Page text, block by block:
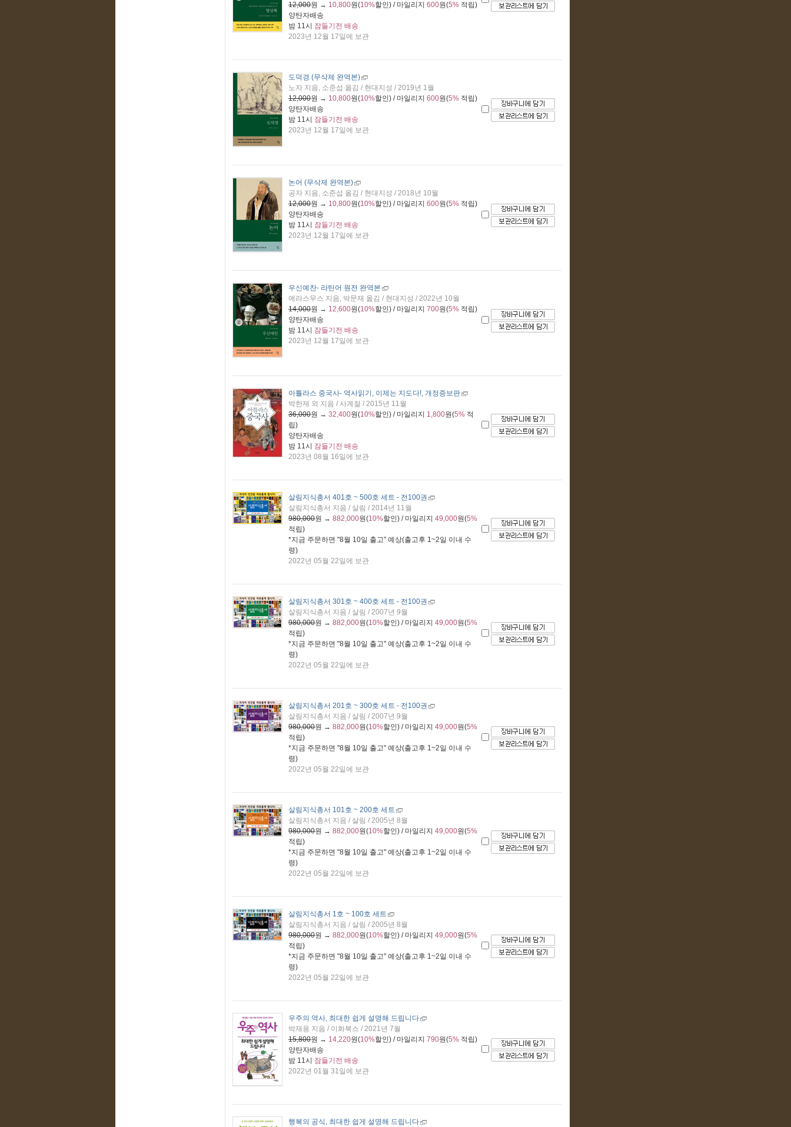
12,000원 → 10,800원(10%할인) / 마일리지 600원(5% 적립)
양탄자배송
밤 11시 잠들기전 배송
2023년 12월 17일에 보관
도덕경 (무삭제 완역본)
노자 지음, 소준섭 옮김 / 현대지성 / 2019년 1월
12,000원 → 10,800원(10%할인) / 마일리지 600원(5% 적립)
양탄자배송
밤 11시 잠들기전 배송
2023년 12월 17일에 보관
논어 (무삭제 완역본)
공자 지음, 소준섭 옮김 / 현대지성 / 2018년 10월
12,000원 → 10,800원(10%할인) / 마일리지 600원(5% 적립)
양탄자배송
밤 11시 잠들기전 배송
2023년 12월 17일에 보관
우신예찬- 라틴어 원전 완역본
에라스무스 지음, 박문재 옮김 / 현대지성 / 2022년 10월
14,000원 → 12,600원(10%할인) / 마일리지 700원(5% 적립)
양탄자배송
밤 11시 잠들기전 배송
2023년 12월 17일에 보관
아틀라스 중국사- 역사읽기, 이제는 지도다!, 개정증보판
박한제 외 지음 / 사계절 / 2015년 11월
36,000원 → 32,400원(10%할인) / 마일리지 1,800원(5% 적
립)
양탄자배송
밤 11시 잠들기전 배송
2023년 08월 16일에 보관
살림지식총서 401호 ~ 500호 세트 - 전100권
살림지식총서 지음 / 살림 / 2014년 11월
980,000원 → 882,000원(10%할인) / 마일리지 49,000원(5%
적립)
*지금 주문하면 "8월 10일 출고" 예상(출고후 1~2일 이내 수
령)
2022년 05월 22일에 보관
살림지식총서 301호 ~ 400호 세트 - 전100권
살림지식총서 지음 / 살림 / 2007년 9월
980,000원 → 882,000원(10%할인) / 마일리지 49,000원(5%
적립)
*지금 주문하면 "8월 10일 출고" 예상(출고후 1~2일 이내 수
령)
2022년 05월 22일에 보관
살림지식총서 201호 ~ 300호 세트 - 전100권
살림지식총서 지음 / 살림 / 2007년 9월
980,000원 → 882,000원(10%할인) / 마일리지 49,000원(5%
적립)
*지금 주문하면 "8월 10일 출고" 예상(출고후 1~2일 이내 수
령)
2022년 05월 22일에 보관
살림지식총서 101호 ~ 200호 세트
살림지식총서 지음 / 살림 / 2005년 8월
980,000원 → 882,000원(10%할인) / 마일리지 49,000원(5%
적립)
*지금 주문하면 "8월 10일 출고" 예상(출고후 1~2일 이내 수
령)
2022년 05월 22일에 보관
살림지식총서 1호 ~ 100호 세트
살림지식총서 지음 / 살림 / 2005년 8월
980,000원 → 882,000원(10%할인) / 마일리지 49,000원(5%
적립)
*지금 주문하면 "8월 10일 출고" 예상(출고후 1~2일 이내 수
령)
2022년 05월 22일에 보관
우주의 역사, 최대한 쉽게 설명해 드립니다
박재용 지음 / 이화북스 / 2021년 7월
15,800원 → 14,220원(10%할인) / 마일리지 790원(5% 적립)
양탄자배송
밤 11시 잠들기전 배송
2022년 01월 31일에 보관
행복의 공식, 최대한 쉽게 설명해 드립니다